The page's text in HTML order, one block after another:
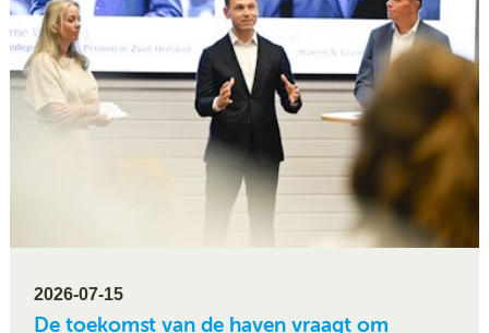
2026-07-15
De toekomst van de haven vraagt om